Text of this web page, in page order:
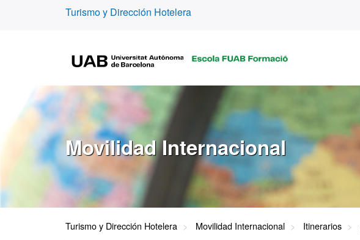
Turismo y Dirección Hotelera
B
Movilidad Internacional
Turismo y Dirección Hotelera Movilidad Internacional Itinerarios